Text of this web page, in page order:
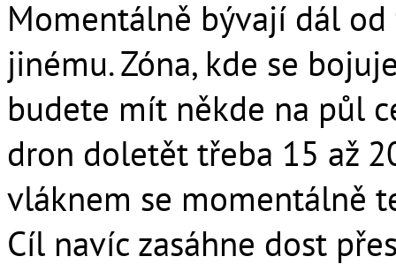
Momentálně bývají dál
jinému. Zóna, kde se
budete mít někde na půl
dron doletět třeba 15 až
vláknem se momentálně
Cíl navíc zasáhne dost